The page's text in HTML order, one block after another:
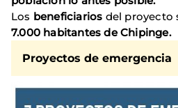
Los beneficiarios del proyecto
7.000 habitantes de Chipinge.
Proyectos de emergencia